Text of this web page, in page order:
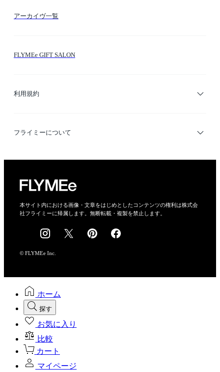
アーカイヴ一覧
FLYMEe GIFT SALON
利用規約
利用規約
フライミーについて
会社概要
採用情報
本サイト内における画像・文章をはじめとしたコンテンツの権利は株式会
社フライミーに帰属します。無断転載・複製を禁止します。
© FLYMEe Inc.
ホーム
探す
お気に入り
比較
カート
マイページ